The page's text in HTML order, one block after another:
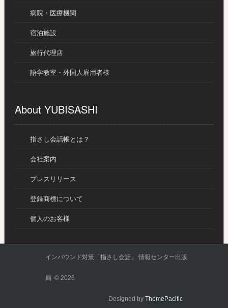
病院・医療機関
宿泊施設
旅行代理店
語学教室・外国人雇用者様
About YUBISASHI
指さし会話帳とは？
会社案内
プレスリリース
登録商標について
個人のお客様
インバウンド対策「指さし会話」 情報センター出版
局 © 2026
Designed by ThemePacific